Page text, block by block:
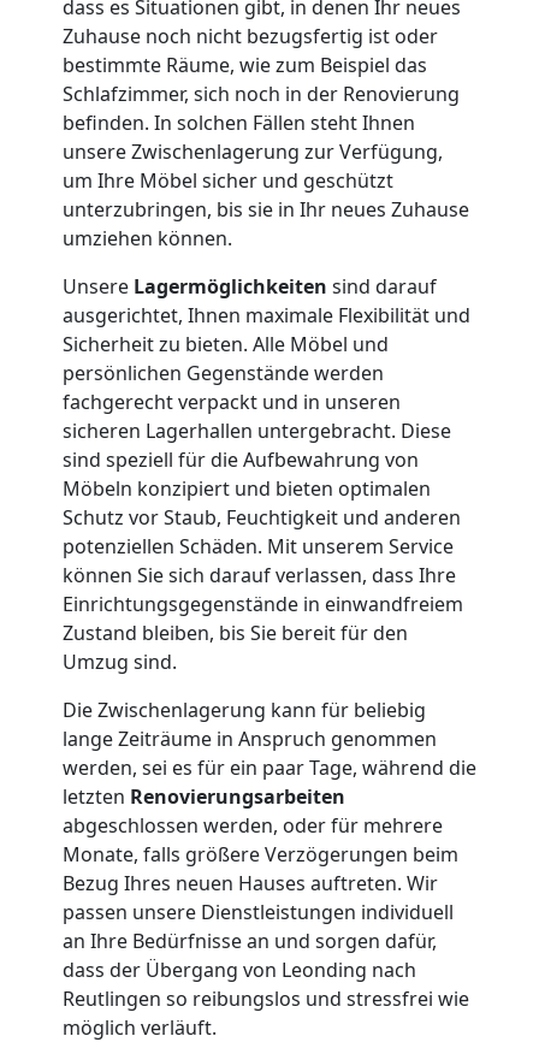
dass es Situationen gibt, in denen Ihr neues
Zuhause noch nicht bezugsfertig ist oder
bestimmte Räume, wie zum Beispiel das
Schlafzimmer, sich noch in der Renovierung
befinden. In solchen Fällen steht Ihnen
unsere Zwischenlagerung zur Verfügung,
um Ihre Möbel sicher und geschützt
unterzubringen, bis sie in Ihr neues Zuhause
umziehen können.
Unsere Lagermöglichkeiten sind darauf
ausgerichtet, Ihnen maximale Flexibilität und
Sicherheit zu bieten. Alle Möbel und
persönlichen Gegenstände werden
fachgerecht verpackt und in unseren
sicheren Lagerhallen untergebracht. Diese
sind speziell für die Aufbewahrung von
Möbeln konzipiert und bieten optimalen
Schutz vor Staub, Feuchtigkeit und anderen
potenziellen Schäden. Mit unserem Service
können Sie sich darauf verlassen, dass Ihre
Einrichtungsgegenstände in einwandfreiem
Zustand bleiben, bis Sie bereit für den
Umzug sind.
Die Zwischenlagerung kann für beliebig
lange Zeiträume in Anspruch genommen
werden, sei es für ein paar Tage, während die
letzten Renovierungsarbeiten
abgeschlossen werden, oder für mehrere
Monate, falls größere Verzögerungen beim
Bezug Ihres neuen Hauses auftreten. Wir
passen unsere Dienstleistungen individuell
an Ihre Bedürfnisse an und sorgen dafür,
dass der Übergang von Leonding nach
Reutlingen so reibungslos und stressfrei wie
möglich verläuft.
International
Internationaler
Umzug
Nationaler
Umzug